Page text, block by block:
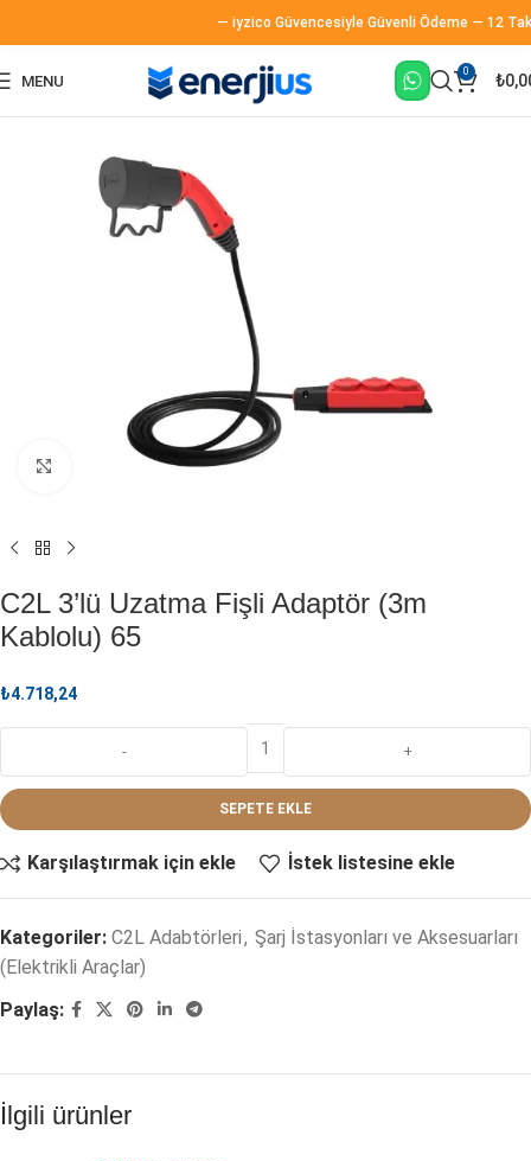
— iyzico Güvencesiyle Güvenli Ödeme — 12
MENU
0 ₺
Büyütmek için tıklayın
C2L 3’lü Uzatma Fişli Adaptör (3m
Kablolu) 65
₺4.718,24
SEPETE EKLE
Karşılaştırmak için ekle İstek listesine ekle
Kategoriler: C2L Adabtörleri, Şarj İstasyonları ve Aksesuarları
(Elektrikli Araçlar)
Paylaş:
İlgili ürünler